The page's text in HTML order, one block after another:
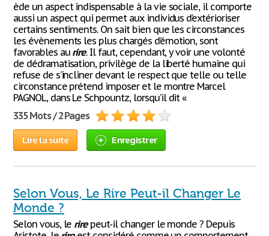
ède un aspect indispensable à la vie sociale, il comporte
aussi un aspect qui permet aux individus d’extérioriser
certains sentiments. On sait bien que les circonstances
les évènements les plus chargés d’émotion, sont
favorables au rire. Il faut, cependant, y voir une volonté
de dédramatisation, privilège de la liberté humaine qui
refuse de s’incliner devant le respect que telle ou telle
circonstance prétend imposer et le montre Marcel
PAGNOL, dans Le Schpountz, lorsqu’il dit «
335 Mots / 2 Pages
Lire la suite Enregistrer
Selon Vous, Le Rire Peut-il Changer Le
Monde ?
Selon vous, le rirepeut-il changer le monde ? Depuis